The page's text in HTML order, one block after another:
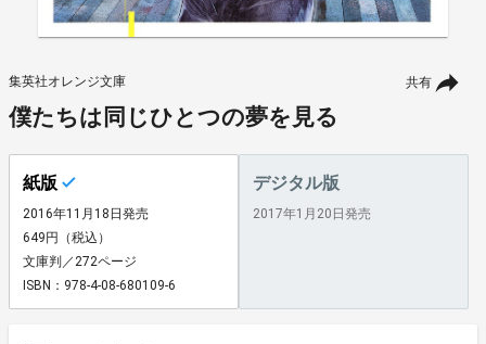
共有
集英社オレンジ文庫
僕たちは同じひとつの夢を見る
紙版
2016年11月18日発売
649円（税込）
文庫判／272ページ
ISBN：978-4-08-680109-6
デジタル版
2017年1月20日発売